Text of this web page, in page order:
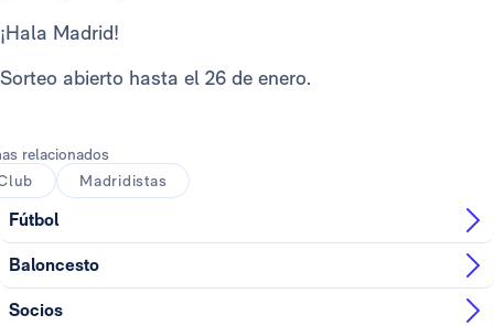
¡Hala Madrid!
Sorteo abierto hasta el 26 de enero.
relacionados
Madridistas
Fútbol
Baloncesto
Socios